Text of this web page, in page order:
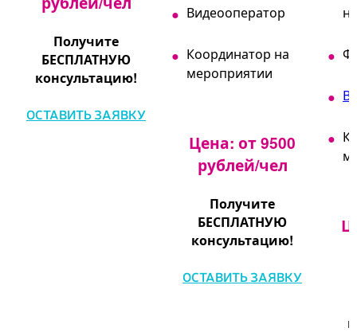
Получите
БЕСПЛАТНУЮ
консультацию!
ОСТАВИТЬ ЗАЯВКУ
Видеооператор
Координатор на
мероприятии
Цена: от 9500
рублей/чел
Получите
БЕСПЛАТНУЮ
консультацию!
ОСТАВИТЬ ЗАЯВКУ